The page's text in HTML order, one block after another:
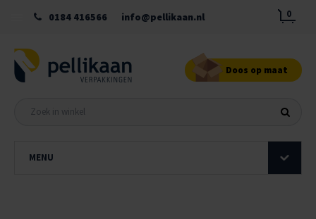
0184 416566 info@pellikaan.nl 0
Doos op maat
MENU